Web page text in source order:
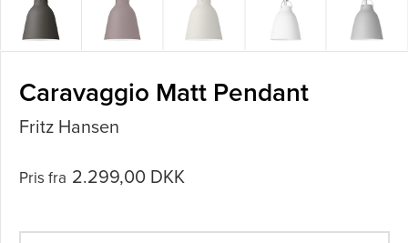
Caravaggio Matt Pendant
Fritz Hansen
Pris fra 2.299,00 DKK